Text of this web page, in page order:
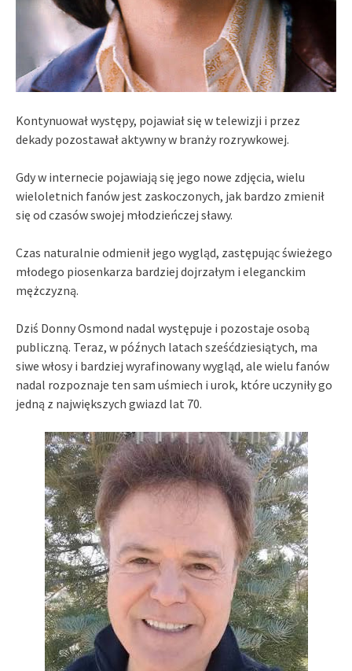
Kontynuował występy, pojawiał się w telewizji i przez
dekady pozostawał aktywny w branży rozrywkowej.
Gdy w internecie pojawiają się jego nowe zdjęcia, wielu
wieloletnich fanów jest zaskoczonych, jak bardzo zmienił
się od czasów swojej młodzieńczej sławy.
Czas naturalnie odmienił jego wygląd, zastępując świeżego
młodego piosenkarza bardziej dojrzałym i eleganckim
mężczyzną.
Dziś Donny Osmond nadal występuje i pozostaje osobą
publiczną. Teraz, w późnych latach sześćdziesiątych, ma
siwe włosy i bardziej wyrafinowany wygląd, ale wielu fanów
nadal rozpoznaje ten sam uśmiech i urok, które uczyniły go
jedną z największych gwiazd lat 70.